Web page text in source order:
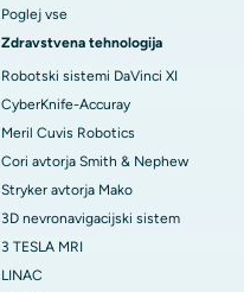
Poglej vse
Zdravstvena tehnologija
Robotski sistemi DaVinci XI
CyberKnife-Accuray
Meril Cuvis Robotics
Cori avtorja Smith & Nephew
Stryker avtorja Mako
3D nevronavigacijski sistem
3 TESLA MRI
LINAC